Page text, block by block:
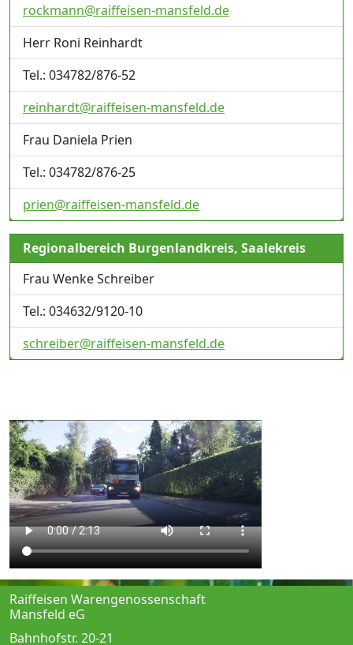
rockmann@raiffeisen-mansfeld.de
Herr Roni Reinhardt
Tel.: 034782/876-52
reinhardt@raiffeisen-mansfeld.de
Frau Daniela Prien
Tel.: 034782/876-25
prien@raiffeisen-mansfeld.de
Regionalbereich Burgenlandkreis, Saalekreis
Frau Wenke Schreiber
Tel.: 034632/9120-10
schreiber@raiffeisen-mansfeld.de
Raiffeisen Warengenossenschaft
Mansfeld eG
Bahnhofstr. 20-21